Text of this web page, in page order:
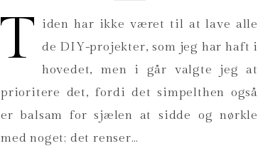
T iden har ikke været til at lave alle
de DIY-projekter, som jeg har haft i
hovedet, men i går valgte jeg at
prioritere det, fordi det simpelthen også
er balsam for sjælen at sidde og nørkle
med noget; det renser…